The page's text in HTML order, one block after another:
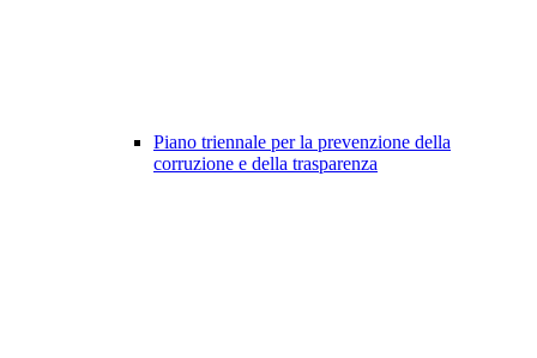
Piano triennale per la prevenzione della
corruzione e della trasparenza